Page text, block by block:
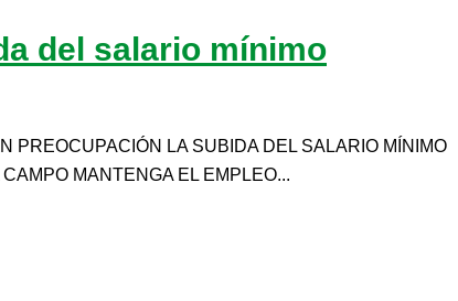
del salario mínimo
PREOCUPACIÓN LA SUBIDA DEL SALARIO MÍNIMO
MANTENGA EL EMPLEO...